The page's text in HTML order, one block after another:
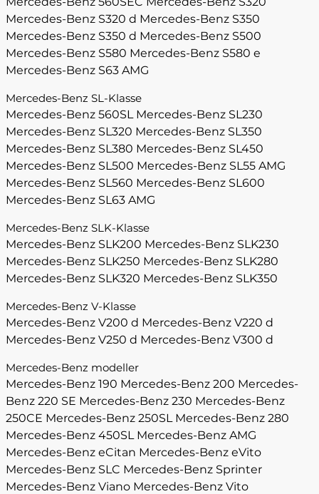
Mercedes-Benz S320 d Mercedes-Benz S350
Mercedes-Benz S350 d Mercedes-Benz S500
Mercedes-Benz S580 Mercedes-Benz S580 e
Mercedes-Benz S63 AMG
Mercedes-Benz SL-Klasse
Mercedes-Benz 560SL Mercedes-Benz SL230
Mercedes-Benz SL320 Mercedes-Benz SL350
Mercedes-Benz SL380 Mercedes-Benz SL450
Mercedes-Benz SL500 Mercedes-Benz SL55 AMG
Mercedes-Benz SL560 Mercedes-Benz SL600
Mercedes-Benz SL63 AMG
Mercedes-Benz SLK-Klasse
Mercedes-Benz SLK200 Mercedes-Benz SLK230
Mercedes-Benz SLK250 Mercedes-Benz SLK280
Mercedes-Benz SLK320 Mercedes-Benz SLK350
Mercedes-Benz V-Klasse
Mercedes-Benz V200 d Mercedes-Benz V220 d
Mercedes-Benz V250 d Mercedes-Benz V300 d
Mercedes-Benz modeller
Mercedes-Benz 190 Mercedes-Benz 200 Mercedes-
Benz 220 SE Mercedes-Benz 230 Mercedes-Benz
250CE Mercedes-Benz 250SL Mercedes-Benz 280
Mercedes-Benz 450SL Mercedes-Benz AMG
Mercedes-Benz eCitan Mercedes-Benz eVito
Mercedes-Benz SLC Mercedes-Benz Sprinter
Mercedes-Benz Viano Mercedes-Benz Vito